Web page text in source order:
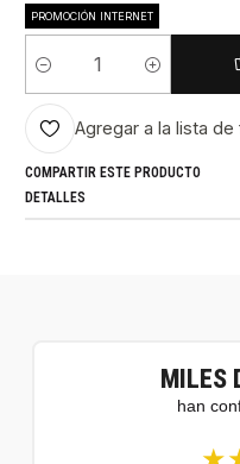
PROMOCIÓN INTERNET
Cantidad
Agregar a la lista
COMPARTIR ESTE PRODUCTO
DETALLES
MILES
han